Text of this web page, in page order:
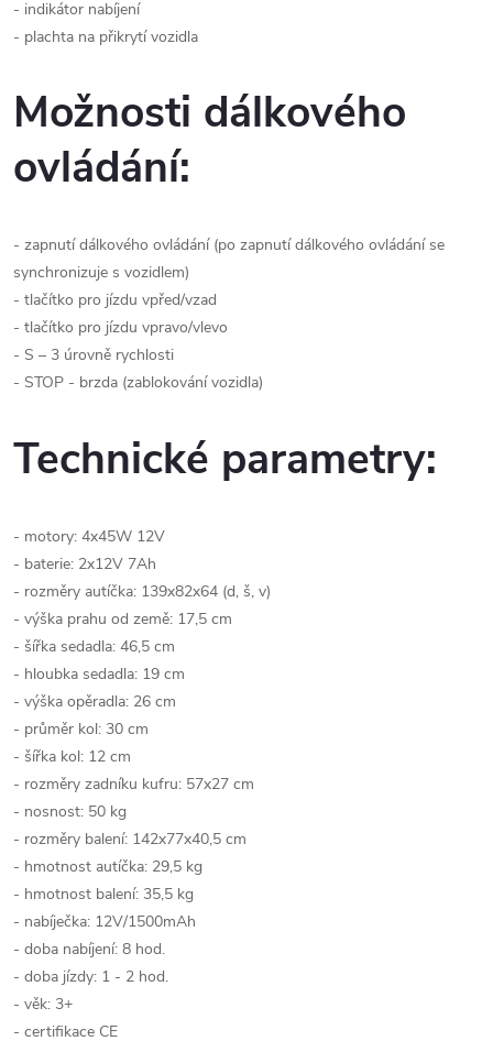
- indikátor nabíjení
- plachta na přikrytí vozidla
Možnosti dálkového
ovládání:
- zapnutí dálkového ovládání (po zapnutí dálkového ovládání se
synchronizuje s vozidlem)
- tlačítko pro jízdu vpřed/vzad
- tlačítko pro jízdu vpravo/vlevo
- S – 3 úrovně rychlosti
- STOP - brzda (zablokování vozidla)
Technické parametry:
- motory: 4x45W 12V
- baterie: 2x12V 7Ah
- rozměry autíčka: 139x82x64 (d, š, v)
- výška prahu od země: 17,5 cm
- šířka sedadla: 46,5 cm
- hloubka sedadla: 19 cm
- výška opěradla: 26 cm
- průměr kol: 30 cm
- šířka kol: 12 cm
- rozměry zadníku kufru: 57x27 cm
- nosnost: 50 kg
- rozměry balení: 142x77x40,5 cm
- hmotnost autíčka: 29,5 kg
- hmotnost balení: 35,5 kg
- nabíječka: 12V/1500mAh
- doba nabíjení: 8 hod.
- doba jízdy: 1 - 2 hod.
- věk: 3+
- certifikace CE